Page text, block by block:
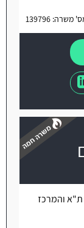
משרה: 139796
משרה חמה
ת"א והמרכז